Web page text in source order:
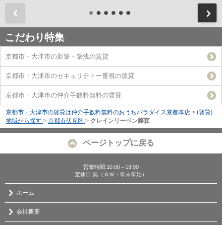
こだわり特集
京都市・大津市の新築・築浅の賃貸
京都市・大津市のセキュリティー重視の賃貸
京都市・大津市の仲介手数料無料の賃貸
京都市・大津市の賃貸は仲介手数料無料のおうちパラダイス京都本店 > (賃貸)
地域から探す > 京都市伏見区 > クレインリーベン藤森
ページトップに戻る
営業時間:10:00～19:00
定休日:無（ＧＷ・年末年始）
ホーム
会社概要